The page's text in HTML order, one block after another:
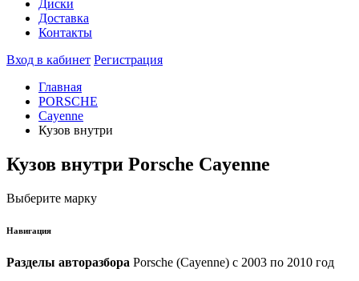
Диски
Доставка
Контакты
Вход в кабинет Регистрация
Главная
PORSCHE
Cayenne
Кузов внутри
Кузов внутри Porsche Cayenne
Выберите марку
Навигация
Разделы авторазбора Porsche (Cayenne) с 2003 по 2010 год